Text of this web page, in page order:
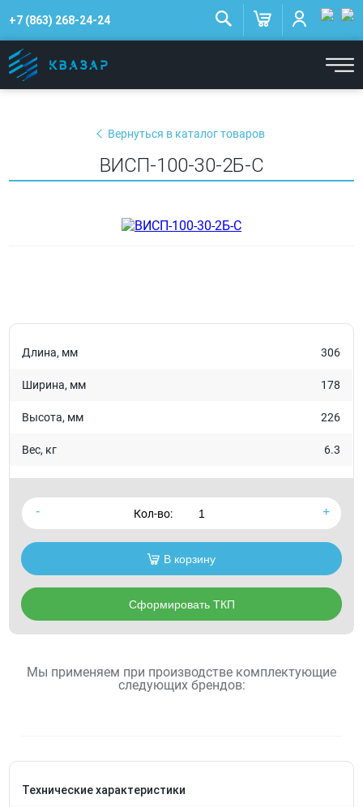
+7 (863) 268-24-24
Вернуться в каталог товаров
ВИСП-100-30-2Б-С
Длина, мм 306
Ширина, мм 178
Высота, мм 226
Вес, кг 6.3
Кол-во:
В корзину
Сформировать ТКП
Мы применяем при производстве комплектующие
следующих брендов:
Технические характеристики